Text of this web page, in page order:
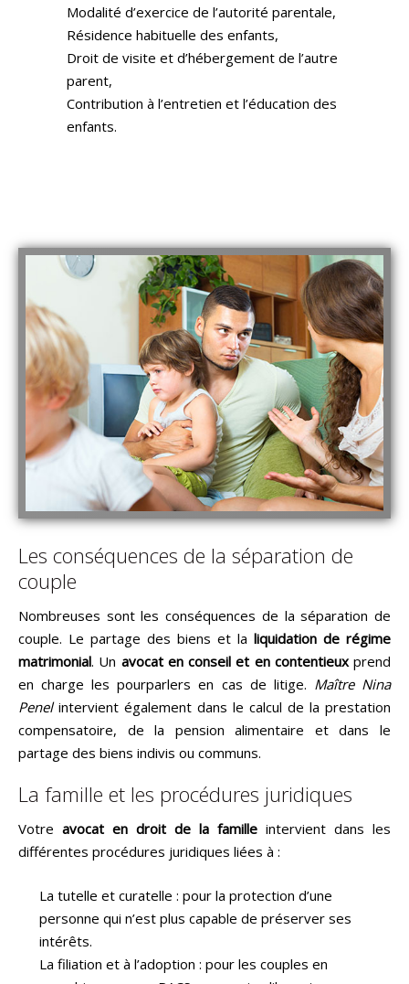
Modalité d’exercice de l’autorité parentale,
Résidence habituelle des enfants,
Droit de visite et d’hébergement de l’autre
parent,
Contribution à l’entretien et l’éducation des
enfants.
Les conséquences de la séparation de
couple
Nombreuses sont les conséquences de la séparation de
couple. Le partage des biens et la liquidation de régime
matrimonial. Un avocat en conseil et en contentieuxprend
en charge les pourparlers en cas de litige. Maître Nina
Penelintervient également dans le calcul de la prestation
compensatoire, de la pension alimentaire et dans le
partage des biens indivis ou communs.
La famille et les procédures juridiques
Votre avocat en droit de la famille intervient dans les
différentes procédures juridiques liées à :
La tutelle et curatelle : pour la protection d’une
personne qui n’est plus capable de préserver ses
intérêts.
La filiation et à l’adoption : pour les couples en